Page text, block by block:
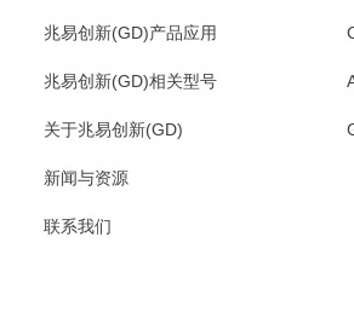
兆易创新(GD)产品应用
兆易创新(GD)相关型号
关于兆易创新(GD)
新闻与资源
联系我们